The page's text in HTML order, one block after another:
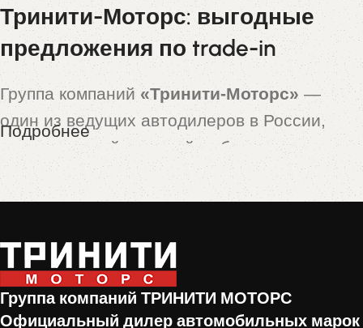
Тринити-Моторс: выгодные
предложения по trade-in
Группа компаний «Тринити-Моторс» —
один из ведущих автодилеров в России,
предлагающий широкий выбор новых и
подержанных автомобилей. Особой
популярностью пользуются машины,
автомобили с пробегом, которые прошли
тщательную проверку и подготовку перед
продажей.
Подробнее
Группа компаний ТРИНИТИ МОТОРС
Официальный дилер автомобильных марок